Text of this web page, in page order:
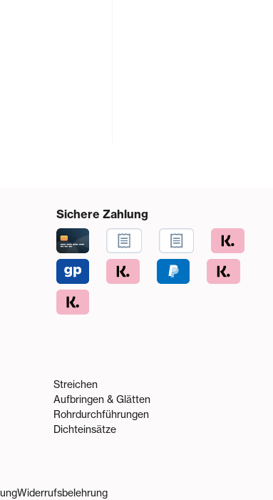
Sichere Zahlung
Streichen
Aufbringen & Glätten
Rohrdurchführungen
Dichteinsätze
Widerrufsbelehrung